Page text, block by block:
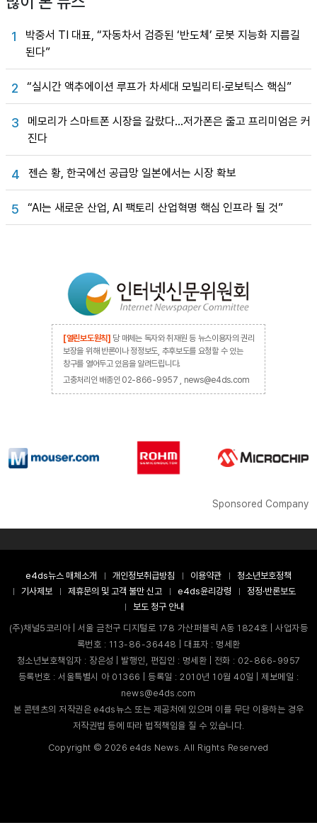
1
박중서 TI 대표, “자동차서 검증된 ‘반도체’ 로봇 지능화 지름길
된다”
2 “실시간 액추에이션 루프가 차세대 모빌리티·로보틱스 핵심”
3
메모리가 스마트폰 시장을 갈랐다…저가폰은 줄고 프리미엄은 커
진다
4 젠슨 황, 한국에선 공급망 일본에서는 시장 확보
5 “AI는 새로운 산업, AI 팩토리 산업혁명 핵심 인프라 될 것”
[열린보도원칙] 당 매체는 독자와 취재원 등 뉴스이용자의 권리
보장을 위해 반론이나 정정보도, 추후보도를 요청할 수 있는
창구를 열어두고 있음을 알려드립니다.
고충처리인 배종인 02-866-9957 , news@e4ds.com
Sponsored Company
e4ds뉴스 매체소개 개인정보취급방침 이용약관
청소년보호정책
기사제보
제휴문의 및 고객 불만 신고 e4ds윤리강령
정정·반론보도
보도 청구 안내
(주)채널5코리아 | 서울 금천구 디지털로 178 가산퍼블릭 A동 1824호 | 사업자등
록번호 : 113-86-36448 | 대표자 : 명세환
청소년보호책임자 : 장은성 | 발행인, 편집인 : 명세환 | 전화 : 02-866-9957
등록번호 : 서울특별시 아 01366 | 등록일 : 2010년 10월 40일 | 제보메일 :
news@e4ds.com
본 콘텐츠의 저작권은 e4ds뉴스 또는 제공처에 있으며 이를 무단 이용하는 경우
저작권법 등에 따라 법적책임을 질 수 있습니다.
Copyright ©2026 e4ds News. All Rights Reserved